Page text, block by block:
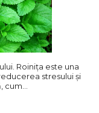
Roinița este una
stresului și